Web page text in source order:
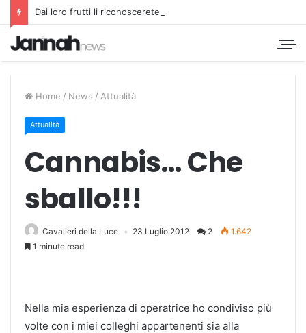
Dai loro frutti li riconoscerete
Home / News / Attualità
Attualità
Cannabis… Che
sballo!!!
Cavalieri della Luce 23 Luglio 2012 2
1.642
1 minute read
Nella mia esperienza di operatrice ho condiviso più
volte con i miei colleghi appartenenti sia alla